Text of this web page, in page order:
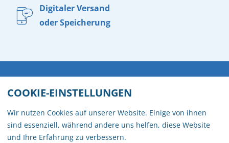
Digitaler Versand
oder Speicherung
WIDERRUF VERSAND DATENSCHUTZ
IMPRESSUM
KONTAKT
BARRIEREFREIHEITSERKLÄRUNG
COOKIE-EINSTELLUNGEN
Wir nutzen Cookies auf unserer Website. Einige von ihnen
sind essenziell, während andere uns helfen, diese Website
und Ihre Erfahrung zu verbessern.